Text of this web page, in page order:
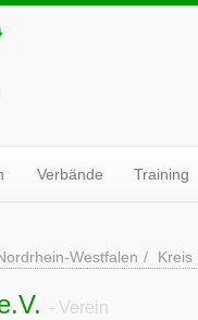
Verbände Training
Westfalen Kreis
- Verein